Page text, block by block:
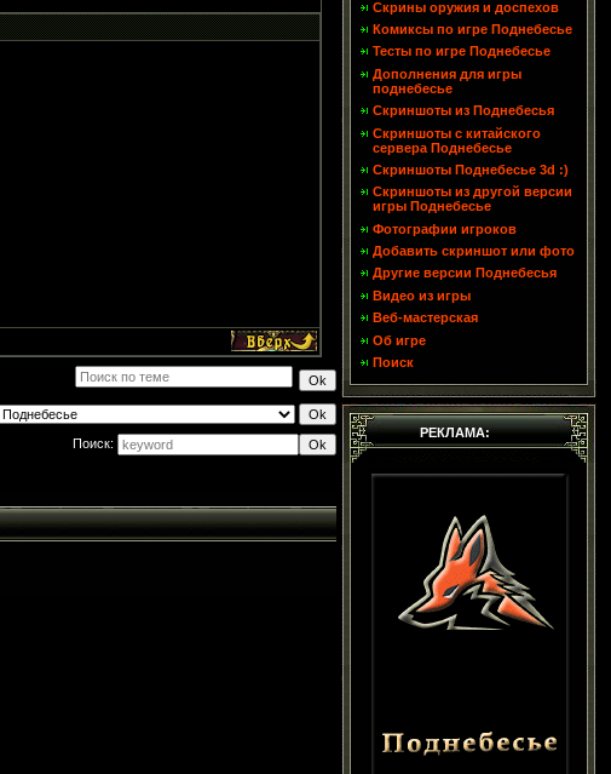
Поиск:
Скрины оружия и доспехов
Комиксы по игре Поднебесье
Тесты по игре Поднебесье
Дополнения для игры
поднебесье
Скриншоты из Поднебесья
Скриншоты с китайского
сервера Поднебесье
Скриншоты Поднебесье 3d :)
Скриншоты из другой версии
игры Поднебесье
Фотографии игроков
Добавить скриншот или фото
Другие версии Поднебесья
Видео из игры
Веб-мастерская
Об игре
Поиск
РЕКЛАМА: